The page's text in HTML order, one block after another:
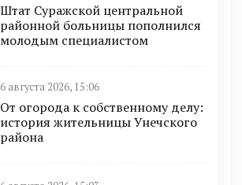
Штат Суражской центральной
районной больницы пополнился
молодым специалистом
6 августа 2026, 15:06
От огорода к собственному делу:
история жительницы Унечского
района